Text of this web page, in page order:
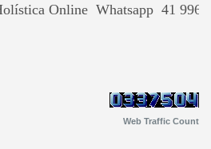
Online Whatsapp 41
Web Traffic Count